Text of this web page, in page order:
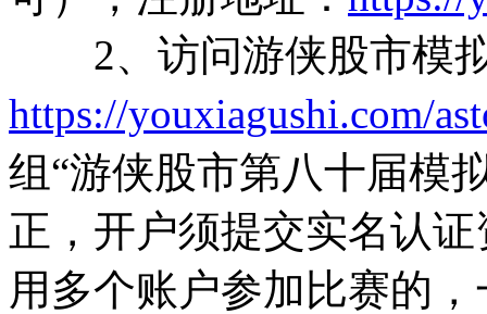
2、访问游侠股市模拟
https://youxiagushi.com/
组“游侠股市第八十届模
正，开户须提交实名认
用多个账户参加比赛的